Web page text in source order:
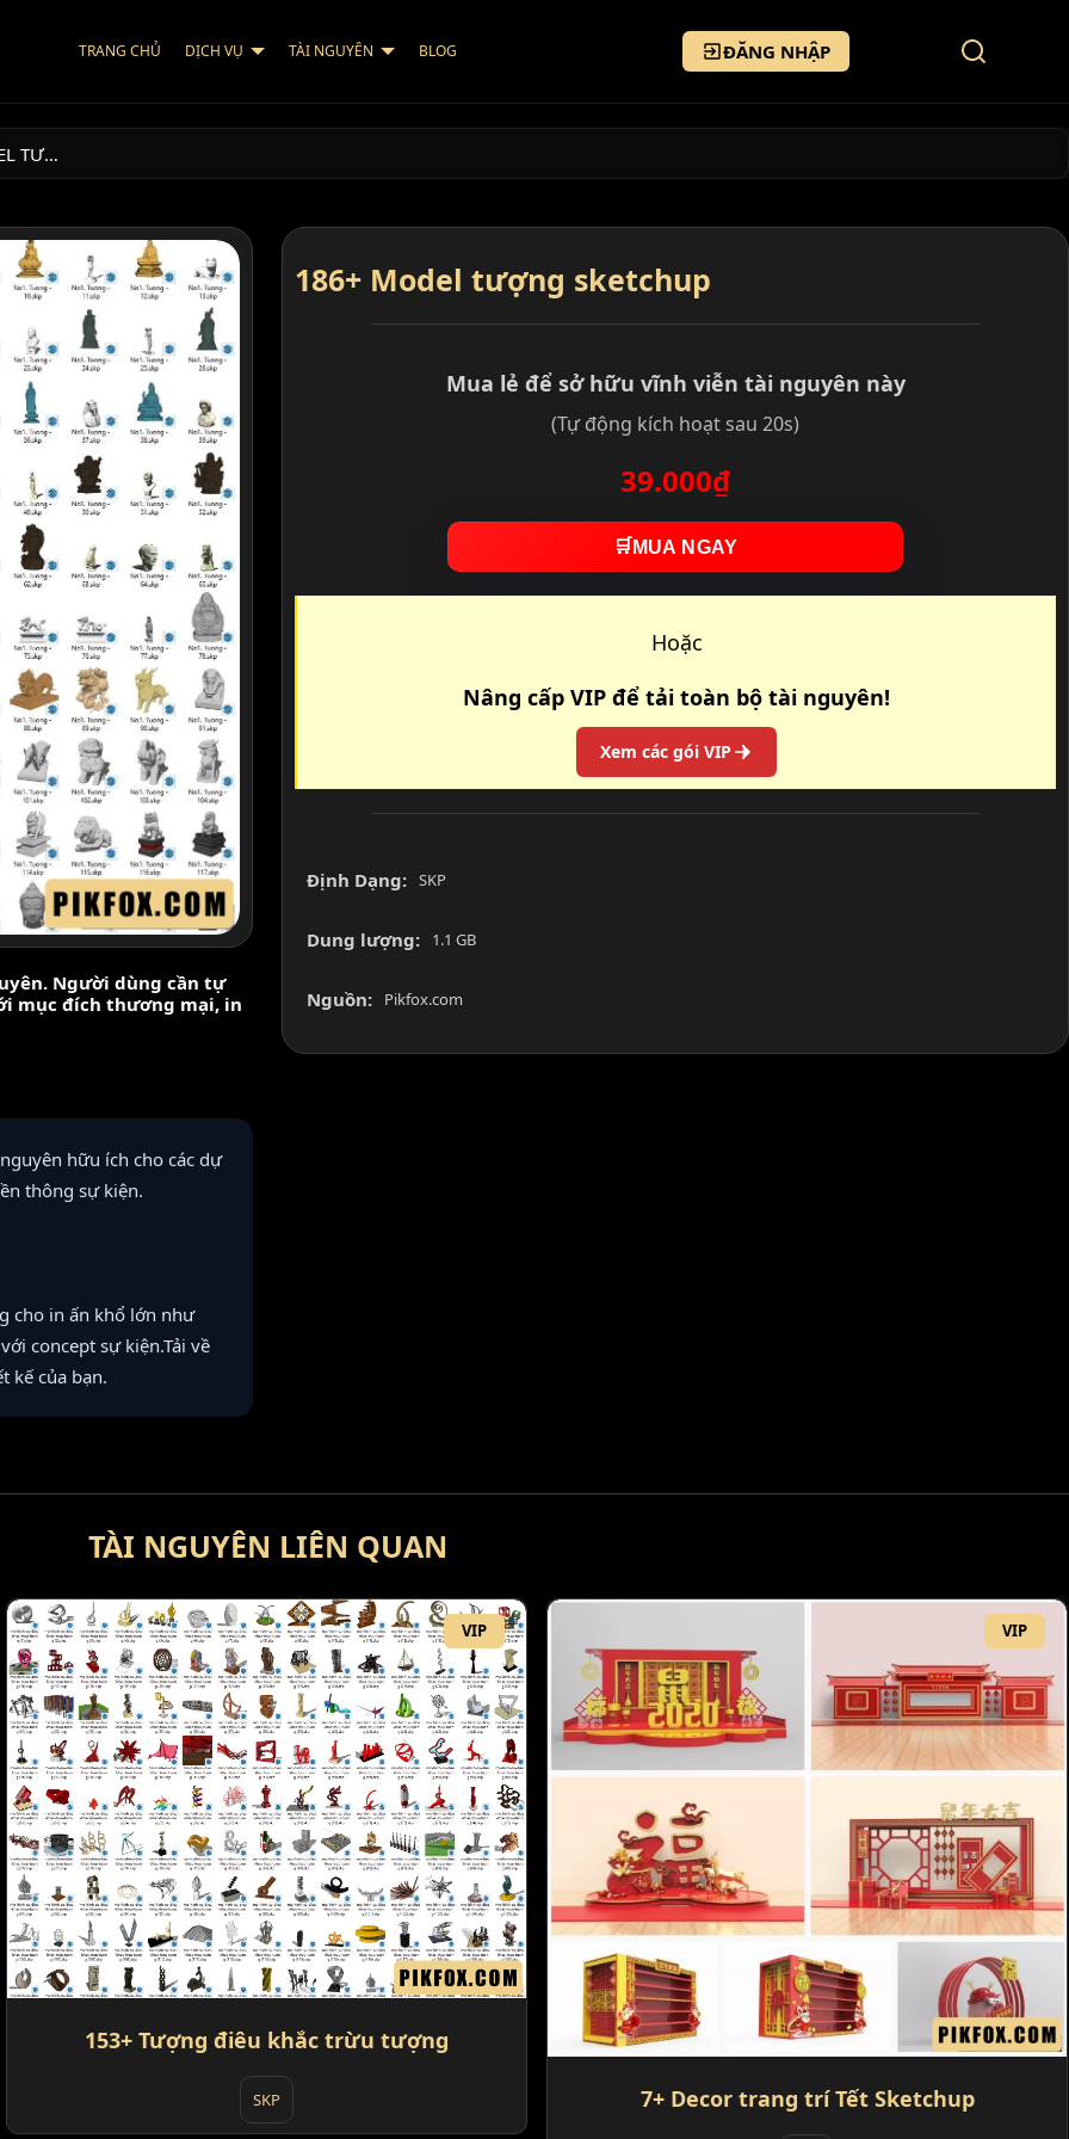
TRANG CHỦ DỊCH VỤ TÀI NGUYÊN BLOG ĐĂNG NHẬP
TƯ…
Người dùng cần tự
mục đích thương mại, in
hữu ích cho các dự
thông sự kiện.
cho in ấn khổ lớn như
concept sự kiện.Tải về
kế của bạn.
186+ Model tượng sketchup
Mua lẻ để sở hữu vĩnh viễn tài nguyên này
(Tự động kích hoạt sau 20s)
39.000₫
🛒 MUA NGAY
Hoặc
Nâng cấp VIP để tải toàn bộ tài nguyên!
Xem các gói VIP
Định Dạng: SKP
Dung lượng: 1.1 GB
Nguồn: Pikfox.com
TÀI NGUYÊN LIÊN QUAN
VIP
153+ Tượng điêu khắc trừu tượng
SKP
VIP
7+ Decor trang trí Tết Sketchup